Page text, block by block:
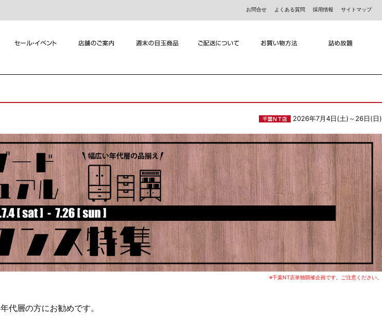
お問合せ よくある質問 採用情報 サイトマップ
2026年7月4日(土)～26日(日)
※千葉NT店単独開催企画です。ご注意ください。
代層の方にお勧めです。